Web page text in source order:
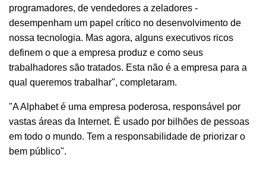
programadores, de vendedores a zeladores -
desempenham um papel crítico no desenvolvimento de
nossa tecnologia. Mas agora, alguns executivos ricos
definem o que a empresa produz e como seus
trabalhadores são tratados. Esta não é a empresa para a
qual queremos trabalhar", completaram.
"A Alphabet é uma empresa poderosa, responsável por
vastas áreas da Internet. É usado por bilhões de pessoas
em todo o mundo. Tem a responsabilidade de priorizar o
bem público".